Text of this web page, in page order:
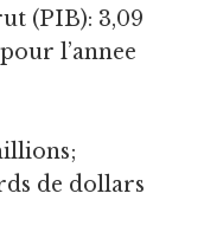
(PIB): 3,09
l’annee
de dollars